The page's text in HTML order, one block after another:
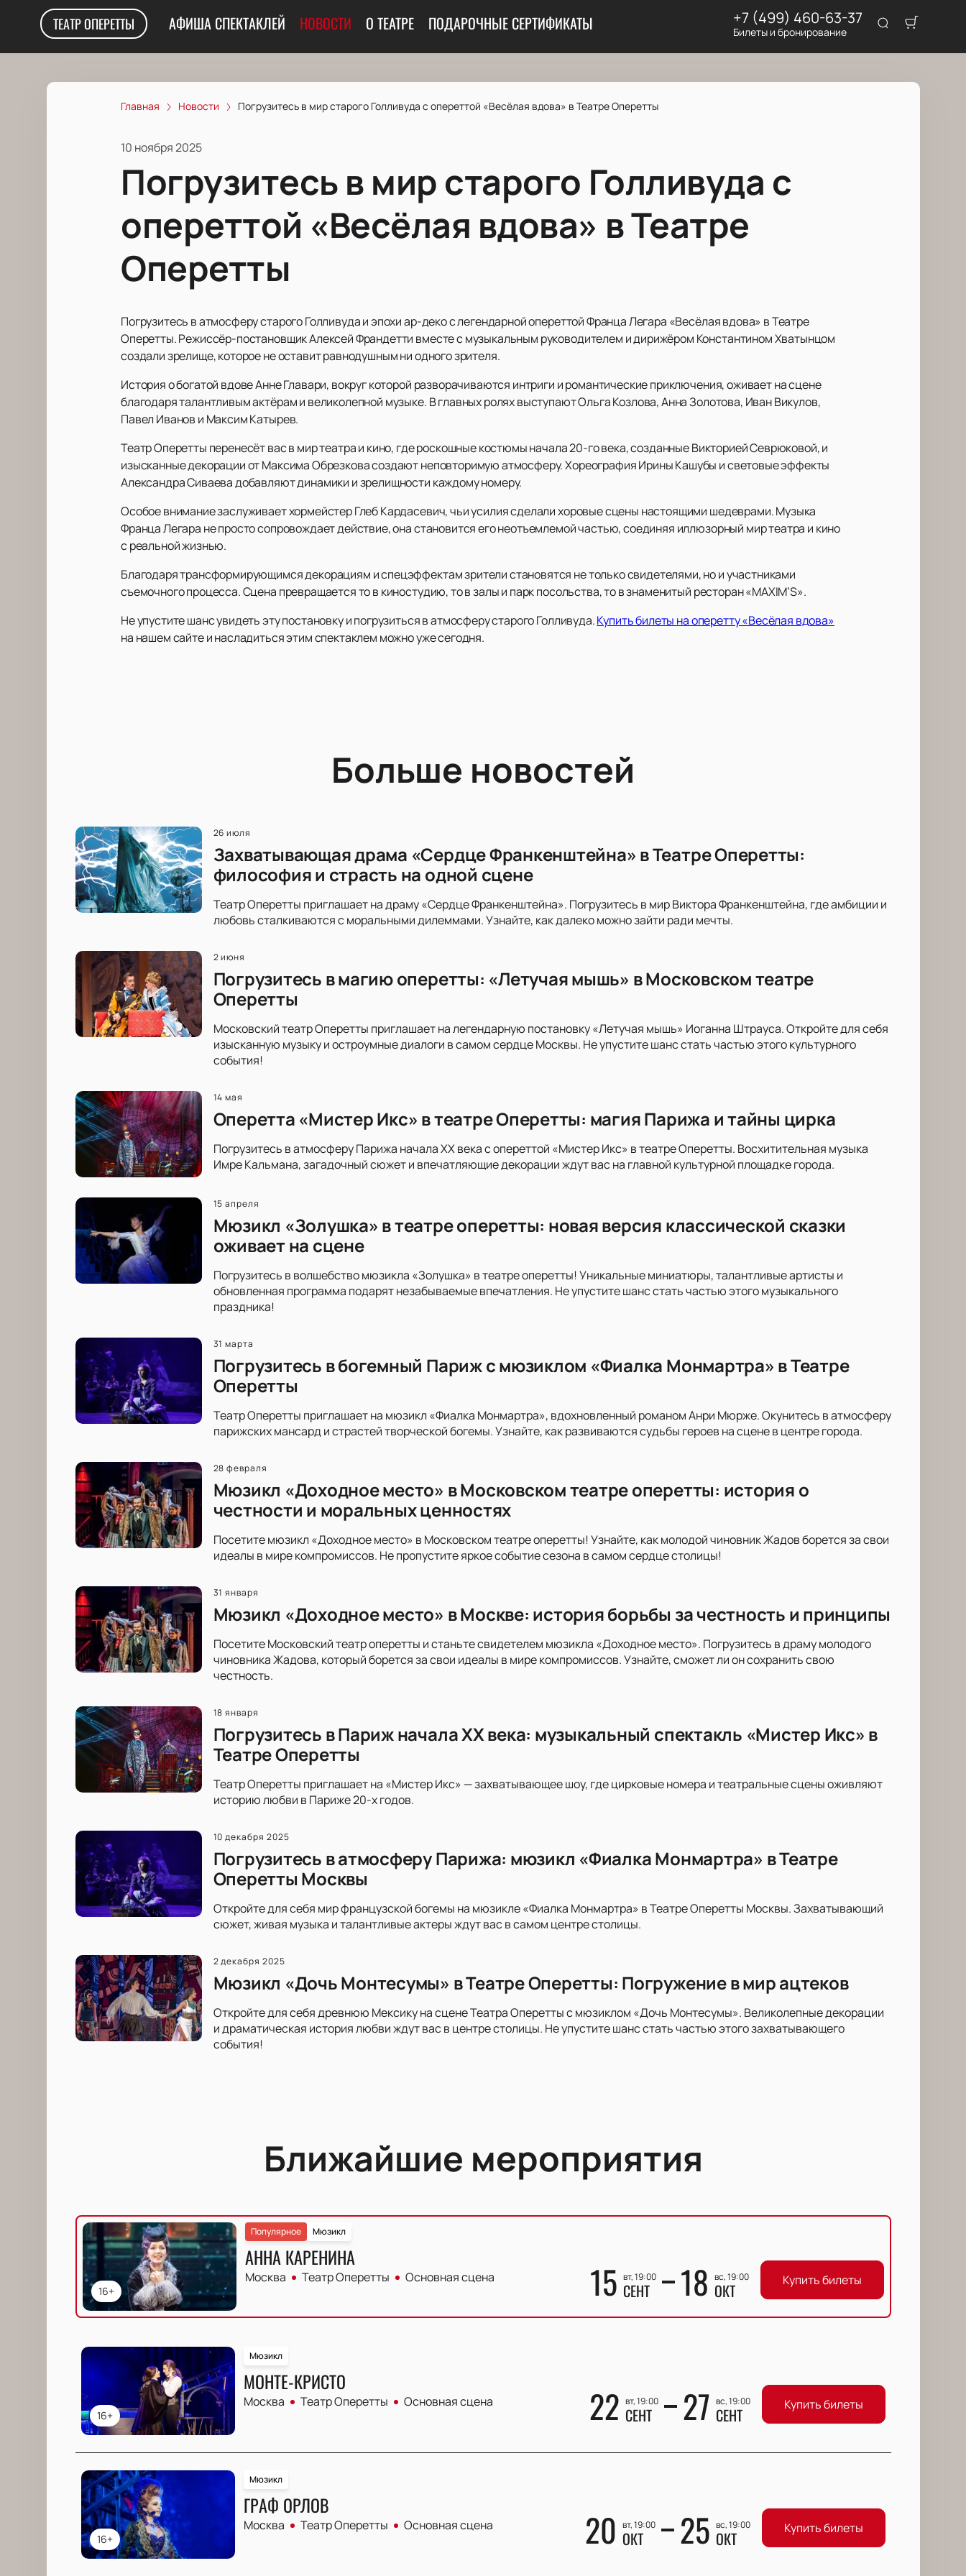
ТЕАТР ОПЕРЕТТЫ АФИША СПЕКТАКЛЕЙ НОВОСТИ О ТЕАТРЕ ПОДАРОЧНЫЕ СЕРТИФИКАТЫ +7 (499) 460-63-37
Билеты и бронирование
Главная Новости Погрузитесь в мир старого Голливуда с опереттой «Весёлая вдова» в Театре Оперетты
10 ноября 2025
Погрузитесь в мир старого Голливуда с
опереттой «Весёлая вдова» в Театре
Оперетты
Погрузитесь в атмосферу старого Голливуда и эпохи ар-деко с легендарной опереттой Франца Легара «Весёлая вдова» в Театре
Оперетты. Режиссёр-постановщик Алексей Франдетти вместе с музыкальным руководителем и дирижёром Константином Хватынцом
создали зрелище, которое не оставит равнодушным ни одного зрителя.
История о богатой вдове Анне Главари, вокруг которой разворачиваются интриги и романтические приключения, оживает на сцене
благодаря талантливым актёрам и великолепной музыке. В главных ролях выступают Ольга Козлова, Анна Золотова, Иван Викулов,
Павел Иванов и Максим Катырев.
Театр Оперетты перенесёт вас в мир театра и кино, где роскошные костюмы начала 20-го века, созданные Викторией Севрюковой, и
изысканные декорации от Максима Обрезкова создают неповторимую атмосферу. Хореография Ирины Кашубы и световые эффекты
Александра Сиваева добавляют динамики и зрелищности каждому номеру.
Особое внимание заслуживает хормейстер Глеб Кардасевич, чьи усилия сделали хоровые сцены настоящими шедеврами. Музыка
Франца Легара не просто сопровождает действие, она становится его неотъемлемой частью, соединяя иллюзорный мир театра и кино
с реальной жизнью.
Благодаря трансформирующимся декорациям и спецэффектам зрители становятся не только свидетелями, но и участниками
съемочного процесса. Сцена превращается то в киностудию, то в залы и парк посольства, то в знаменитый ресторан «MAXIM’S».
Не упустите шанс увидеть эту постановку и погрузиться в атмосферу старого Голливуда.Купить билеты на оперетту «Весёлая вдова»
на нашем сайте и насладиться этим спектаклем можно уже сегодня.
Больше новостей
26 июля
Захватывающая драма «Сердце Франкенштейна» в Театре Оперетты:
философия и страсть на одной сцене
Театр Оперетты приглашает на драму «Сердце Франкенштейна». Погрузитесь в мир Виктора Франкенштейна, где амбиции и
любовь сталкиваются с моральными дилеммами. Узнайте, как далеко можно зайти ради мечты.
2 июня
Погрузитесь в магию оперетты: «Летучая мышь» в Московском театре
Оперетты
Московский театр Оперетты приглашает на легендарную постановку «Летучая мышь» Иоганна Штрауса. Откройте для себя
изысканную музыку и остроумные диалоги в самом сердце Москвы. Не упустите шанс стать частью этого культурного
события!
14 мая
Оперетта «Мистер Икс» в театре Оперетты: магия Парижа и тайны цирка
Погрузитесь в атмосферу Парижа начала XX века с опереттой «Мистер Икс» в театре Оперетты. Восхитительная музыка
Имре Кальмана, загадочный сюжет и впечатляющие декорации ждут вас на главной культурной площадке города.
15 апреля
Мюзикл «Золушка» в театре оперетты: новая версия классической сказки
оживает на сцене
Погрузитесь в волшебство мюзикла «Золушка» в театре оперетты! Уникальные миниатюры, талантливые артисты и
обновленная программа подарят незабываемые впечатления. Не упустите шанс стать частью этого музыкального
праздника!
31 марта
Погрузитесь в богемный Париж с мюзиклом «Фиалка Монмартра» в Театре
Оперетты
Театр Оперетты приглашает на мюзикл «Фиалка Монмартра», вдохновленный романом Анри Мюрже. Окунитесь в атмосферу
парижских мансард и страстей творческой богемы. Узнайте, как развиваются судьбы героев на сцене в центре города.
28 февраля
Мюзикл «Доходное место» в Московском театре оперетты: история о
честности и моральных ценностях
Посетите мюзикл «Доходное место» в Московском театре оперетты! Узнайте, как молодой чиновник Жадов борется за свои
идеалы в мире компромиссов. Не пропустите яркое событие сезона в самом сердце столицы!
31 января
Мюзикл «Доходное место» в Москве: история борьбы за честность и принципы
Посетите Московский театр оперетты и станьте свидетелем мюзикла «Доходное место». Погрузитесь в драму молодого
чиновника Жадова, который борется за свои идеалы в мире компромиссов. Узнайте, сможет ли он сохранить свою
честность.
18 января
Погрузитесь в Париж начала XX века: музыкальный спектакль «Мистер Икс» в
Театре Оперетты
Театр Оперетты приглашает на «Мистер Икс» — захватывающее шоу, где цирковые номера и театральные сцены оживляют
историю любви в Париже 20-х годов.
10 декабря 2025
Погрузитесь в атмосферу Парижа: мюзикл «Фиалка Монмартра» в Театре
Оперетты Москвы
Откройте для себя мир французской богемы на мюзикле «Фиалка Монмартра» в Театре Оперетты Москвы. Захватывающий
сюжет, живая музыка и талантливые актеры ждут вас в самом центре столицы.
2 декабря 2025
Мюзикл «Дочь Монтесумы» в Театре Оперетты: Погружение в мир ацтеков
Откройте для себя древнюю Мексику на сцене Театра Оперетты с мюзиклом «Дочь Монтесумы». Великолепные декорации
и драматическая история любви ждут вас в центре столицы. Не упустите шанс стать частью этого захватывающего
события!
Ближайшие мероприятия
16+
Мюзикл
Популярное
АННА КАРЕНИНА
Москва Театр Оперетты Основная сцена 15 вт, 19:00
СЕНТ 18 вс, 19:00
ОКТ Купить билеты
16+
Мюзикл
МОНТЕ-КРИСТО
Москва Театр Оперетты Основная сцена 22 вт, 19:00
СЕНТ 27 вс, 19:00
СЕНТ Купить билеты
16+
Мюзикл
ГРАФ ОРЛОВ
Москва Театр Оперетты Основная сцена 20 вт, 19:00
ОКТ 25 вс, 19:00
ОКТ Купить билеты